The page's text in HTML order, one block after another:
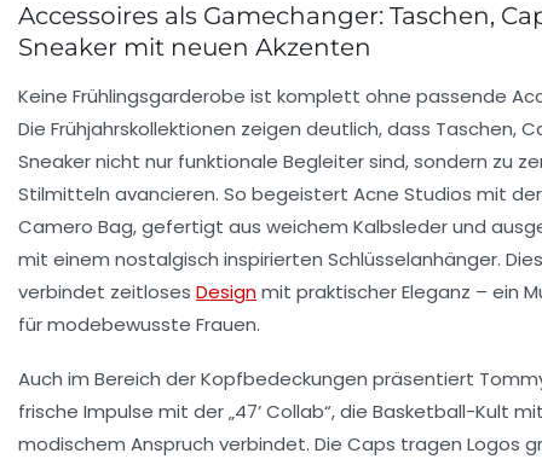
Accessoires als Gamechanger: Taschen,
Sneaker mit neuen Akzenten
Keine Frühlingsgarderobe ist komplett ohne passende
Die Frühjahrskollektionen zeigen deutlich, dass Taschen,
Sneaker nicht nur funktionale Begleiter sind, sondern zu
Stilmitteln avancieren. So begeistert Acne Studios mit
Camero Bag, gefertigt aus weichem Kalbsleder und
mit einem nostalgisch inspirierten Schlüsselanhänger.
verbindet zeitloses Designmit praktischer Eleganz – ein
für modebewusste Frauen.
Auch im Bereich der Kopfbedeckungen präsentiert
frische Impulse mit der „47’ Collab“, die Basketball-Kult
modischem Anspruch verbindet. Die Caps tragen Logos